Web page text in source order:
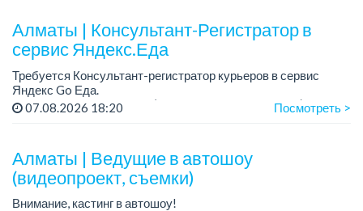
Алматы | Консультант-Регистратор в
сервис Яндекс.Еда
Требуется Консультант-регистратор курьеров в сервис
Яндекс Go Еда.
Условия: работа в офисе (Абылай хана - Макатаева).
07.08.2026 18:20 Посмотреть >
Алматы | Ведущие в автошоу
(видеопроект, съемки)
Внимание, кастинг в автошоу!